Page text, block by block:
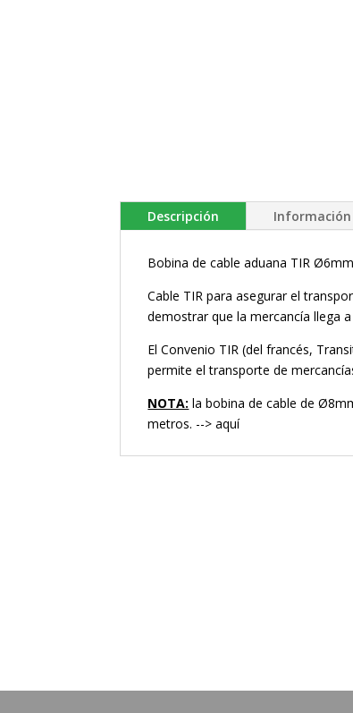
Descripción
Bobina de cable aduana TIR
Cable TIR para asegurar el
demostrar que la mercancía llega
El Convenio TIR (del francés,
permite el transporte de
NOTA: la bobina de cable de
metros. -->aquí